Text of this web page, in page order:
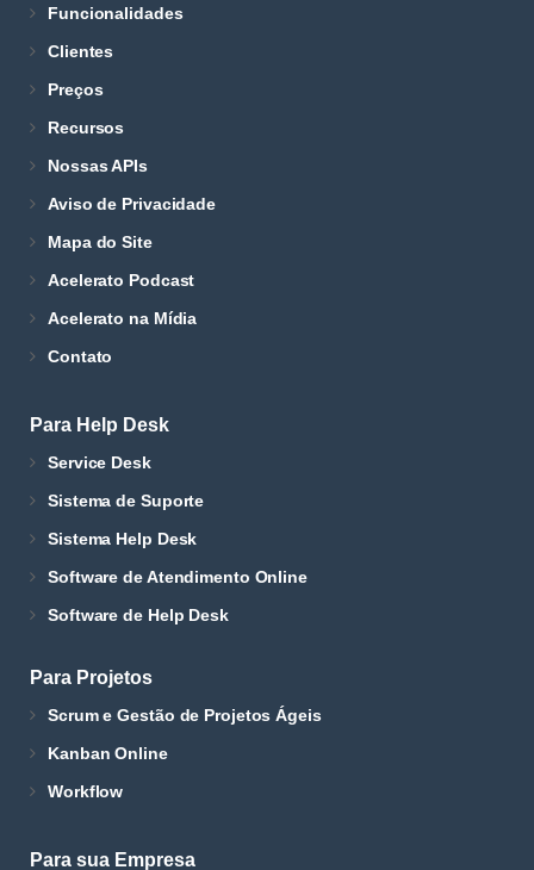
Funcionalidades
Clientes
Preços
Recursos
Nossas APIs
Aviso de Privacidade
Mapa do Site
Acelerato Podcast
Acelerato na Mídia
Contato
Para Help Desk
Service Desk
Sistema de Suporte
Sistema Help Desk
Software de Atendimento Online
Software de Help Desk
Para Projetos
Scrum e Gestão de Projetos Ágeis
Kanban Online
Workflow
Para sua Empresa